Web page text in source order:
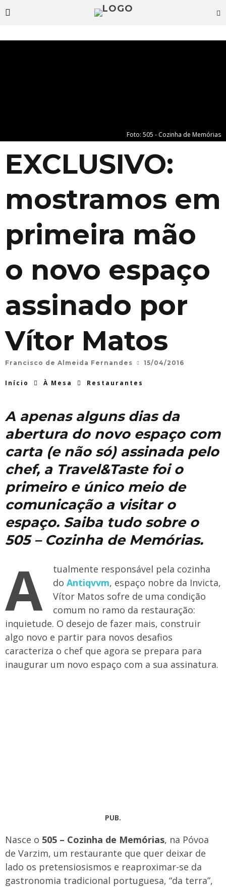
Foto: 505 - Cozinha de Memórias
EXCLUSIVO:
mostramos em
primeira mão
o novo espaço
assinado por
Vítor Matos
Francisco de Almeida Fernandes 15/04/2016
Início À Mesa Restaurantes
A apenas alguns dias da
abertura do novo espaço com
carta (e não só) assinada pelo
chef, a Travel&Taste foi o
primeiro e único meio de
comunicação a visitar o
espaço. Saiba tudo sobre o
505 – Cozinha de Memórias.
A
tualmente responsável pela cozinha
do Antiqvvm, espaço nobre da Invicta,
Vítor Matos sofre de uma condição
comum no ramo da restauração:
inquietude. O desejo de fazer mais, construir
algo novo e partir para novos desafios
caracteriza o chef que agora se prepara para
inaugurar um novo espaço com a sua assinatura.
PUB.
Nasce o 505 – Cozinha de Memórias, na Póvoa
de Varzim, um restaurante que quer deixar de
lado os pretensiosismos e reaproximar-se da
gastronomia tradicional portuguesa, “da terra”,